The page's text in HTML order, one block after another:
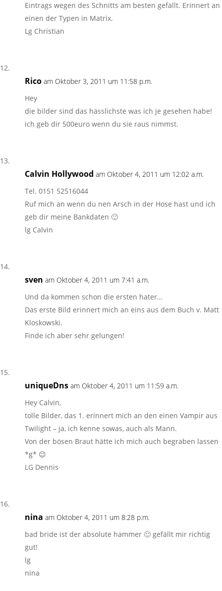
Eintrags wegen des Schnitts am besten gefällt. Erinnert an
einen der Typen in Matrix.
Lg Christian
Rico am Oktober 3, 2011 um 11:58 p.m.
Hey
die bilder sind das hässlichste was ich je gesehen habe!
ich geb dir 500euro wenn du sie raus nimmst.
Calvin Hollywood am Oktober 4, 2011 um 12:02 a.m.
Tel. 0151 52516044
Ruf mich an wenn du nen Arsch in der Hose hast und ich
geb dir meine Bankdaten 🙂
lg Calvin
sven am Oktober 4, 2011 um 7:41 a.m.
Und da kommen schon die ersten hater…
Das erste Bild erinnert mich an eins aus dem Buch v. Matt
Kloskowski.
Finde ich aber sehr gelungen!
uniqueDns am Oktober 4, 2011 um 11:59 a.m.
Hey Calvin,
tolle Bilder, das 1. erinnert mich an den einen Vampir aus
Twilight – ja, ich kenne sowas, auch als Mann.
Von der bösen Braut hätte ich mich auch begraben lassen
*g* 😉
LG Dennis
nina am Oktober 4, 2011 um 8:28 p.m.
bad bride ist der absolute hammer 🙂 gefällt mir richtig
gut!
lg
nina